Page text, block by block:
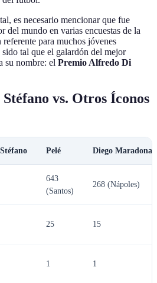
es necesario mencionar que fue
del mundo en varias encuestas de la
para muchos jóvenes
tal que el galardón del mejor
su nombre: el Premio Alfredo Di
vs. Otros Íconos
Pelé Diego Maradona
643
(Santos)
268 (Nápoles)
25 15
1 1